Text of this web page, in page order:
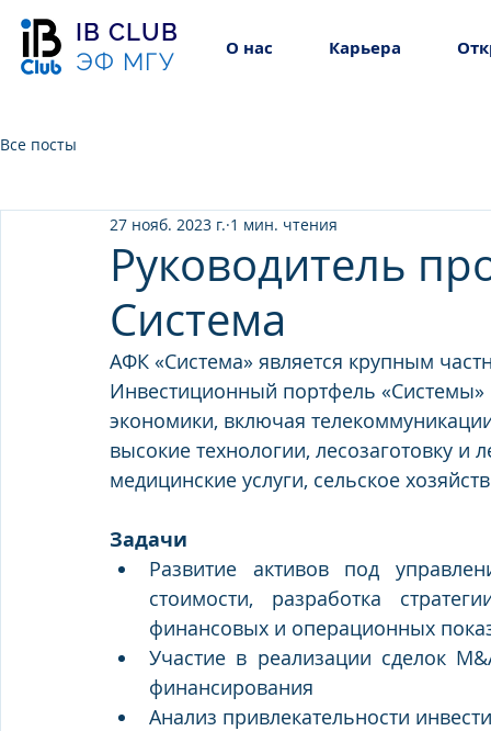
IB CLUB
ЭФ МГУ
О нас Карьера
Все посты
Руководитель
Система
27 нояб. 2023 г. 1 мин. чтения
АФК «Система» является крупным
Инвестиционный портфель
экономики, включая
высокие технологии, лесозаготовку и
медицинские услуги, сельское
Задачи
Развитие активов под
стоимости, разработка
финансовых и операционных
Участие в реализации сделок
финансирования
Анализ привлекательности